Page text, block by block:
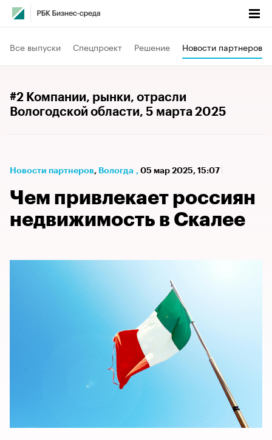
Все выпуски Спецпроект Решение Новости партнеров
#2 Компании, рынки, отрасли
Вологодской области, 5 марта 2025
Новости партнеров⁠, Вологда , 05 мар 2025, 15:07
Чем привлекает россиян
недвижимость в Скалее